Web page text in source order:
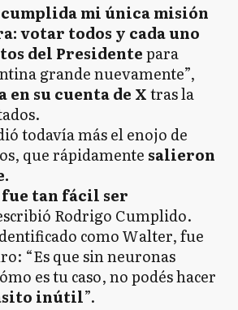
cumplida mi única misión
votar todos y cada uno
del Presidentepara
grande nuevamente”,
en su cuenta de Xtras la
todavía más el enojo de
que rápidamente salieron
fue tan fácil ser
Rodrigo Cumplido.
como Walter, fue
“Es que sin neuronas
es tu caso, no podés hacer
inútil”.